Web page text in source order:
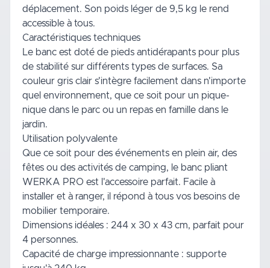
déplacement. Son poids léger de 9,5 kg le rend
accessible à tous.
Caractéristiques techniques
Le banc est doté de pieds antidérapants pour plus
de stabilité sur différents types de surfaces. Sa
couleur gris clair s'intègre facilement dans n'importe
quel environnement, que ce soit pour un pique-
nique dans le parc ou un repas en famille dans le
jardin.
Utilisation polyvalente
Que ce soit pour des événements en plein air, des
fêtes ou des activités de camping, le banc pliant
WERKA PRO est l'accessoire parfait. Facile à
installer et à ranger, il répond à tous vos besoins de
mobilier temporaire.
Dimensions idéales : 244 x 30 x 43 cm, parfait pour
4 personnes.
Capacité de charge impressionnante : supporte